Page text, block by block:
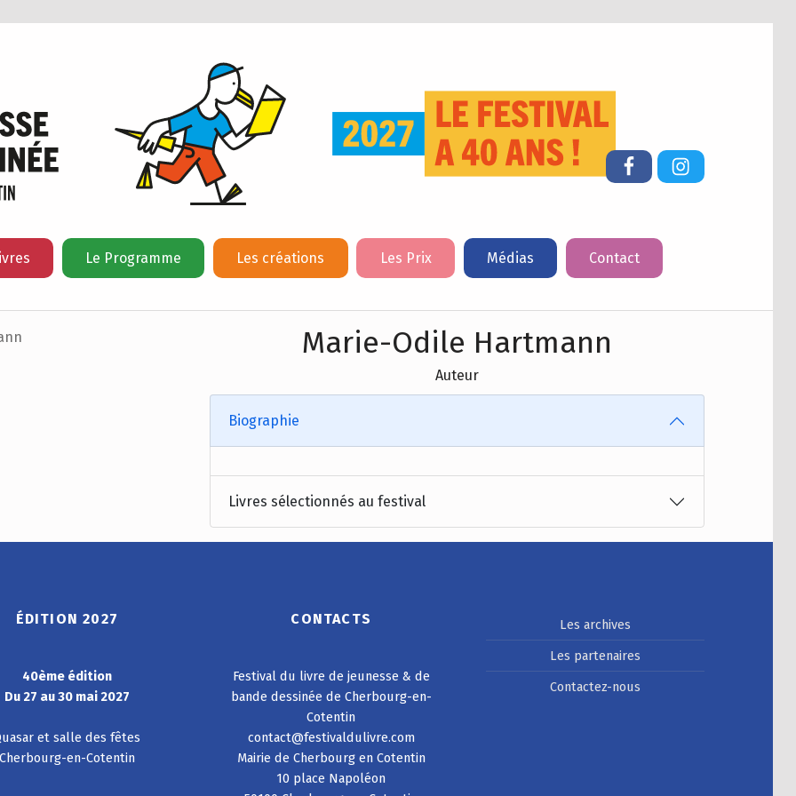
Le Programme Les créations Les Prix Médias Contact
FacebookInstagram
Marie-Odile Hartmann
Auteur
Biographie
Livres sélectionnés au festival
ÉDITION 2027
40ème édition
Du 27 au 30 mai 2027
et salle des fêtes
en-Cotentin
CONTACTS
Festival du livre de jeunesse & de
bande dessinée de Cherbourg-en-
Cotentin
contact@festivaldulivre.com
Mairie de Cherbourg en Cotentin
10 place Napoléon
Les archives
Les partenaires
Contactez-nous